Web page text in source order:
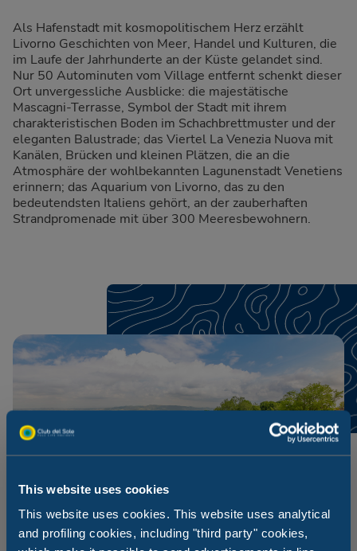
This website uses cookies
This website uses cookies. This website uses analytical
and profiling cookies, including "third party" cookies,
Als Hafenstadt mit kosmopolitischem Herz erzählt
Livorno Geschichten von Meer, Handel und Kulturen, die
im Laufe der Jahrhunderte an der Küste gelandet sind.
Nur 50 Autominuten vom Village entfernt schenkt dieser
Ort unvergessliche Ausblicke: die majestätische
Mascagni-Terrasse, Symbol der Stadt mit ihrem
charakteristischen Boden im Schachbrettmuster und der
eleganten Balustrade; das Viertel La Venezia Nuova mit
Kanälen, Brücken und kleinen Plätzen, die an die
Atmosphäre der wohlbekannten Lagunenstadt Venetiens
erinnern; das Aquarium von Livorno, das zu den
bedeutendsten Italiens gehört, an der zauberhaften
Strandpromenade mit über 300 Meeresbewohnern.